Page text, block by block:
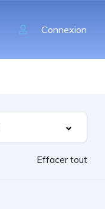
Connexion
Effacer tout